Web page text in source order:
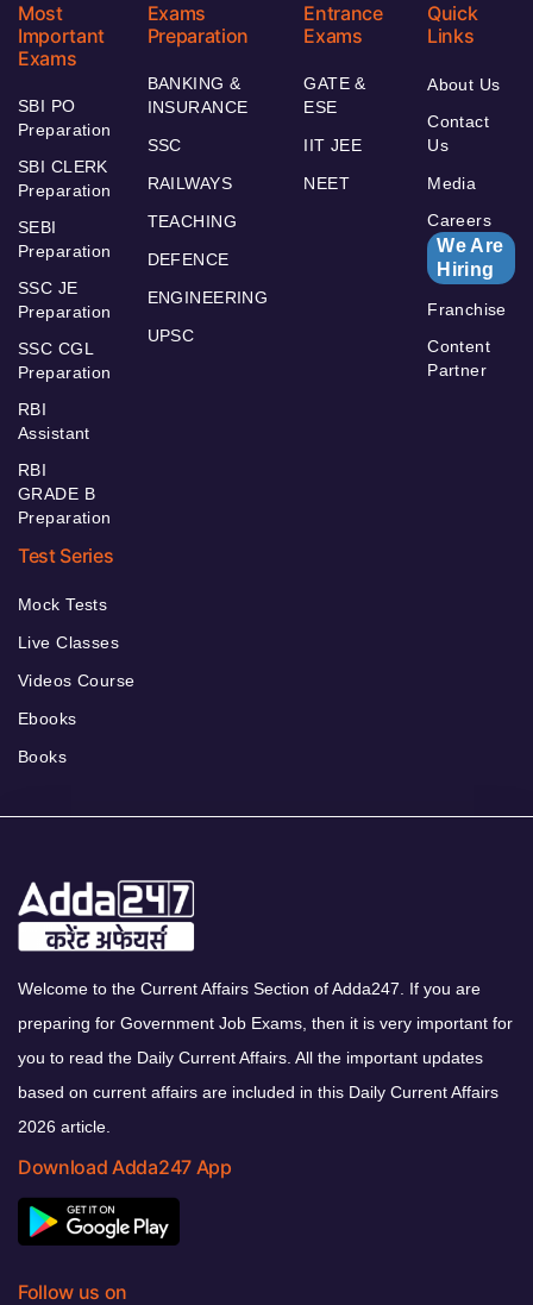
Most
Important
Exams
SBI PO
Preparation
SBI CLERK
Preparation
SEBI
Preparation
SSC JE
Preparation
SSC CGL
Preparation
RBI
Assistant
RBI
GRADE B
Preparation
Exams
Preparation
BANKING &
INSURANCE
SSC
RAILWAYS
TEACHING
DEFENCE
ENGINEERING
UPSC
Entrance
Exams
GATE &
ESE
IIT JEE
NEET
Quick
Links
About Us
Contact
Us
Media
Careers
We Are
Hiring
Franchise
Content
Partner
Test Series
Mock Tests
Live Classes
Videos Course
Ebooks
Books
Welcome to the Current Affairs Section of Adda247. If you are
preparing for Government Job Exams, then it is very important for
you to read the Daily Current Affairs. All the important updates
based on current affairs are included in this Daily Current Affairs
2026 article.
Download Adda247 App
Follow us on